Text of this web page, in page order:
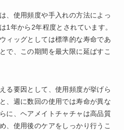
、使用頻度や手入れの方法によっ
1年から2年程度とされています。
ィッグとしては標準的な寿命であ
で、この期間を最大限に延ばすこ
る要因として、使用頻度が挙げら
、週に数回の使用では寿命が異な
に、ヘアメイトチャチャは高品質
、使用後のケアをしっかり行うこ